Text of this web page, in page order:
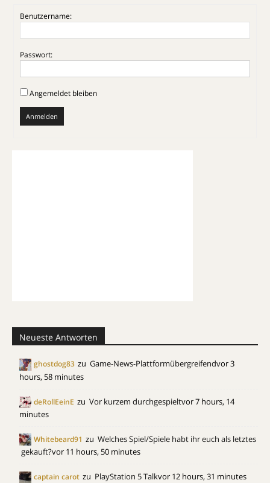
Benutzername:
Passwort:
Angemeldet bleiben
Anmelden
Neueste Antworten
ghostdog83 zu Game-News-Plattformübergreifendvor 3
hours, 58 minutes
deRollEeinE zu Vor kurzem durchgespieltvor 7 hours, 14
minutes
Whitebeard91 zu Welches Spiel/Spiele habt ihr euch als letztes
gekauft?vor 11 hours, 50 minutes
captain carot zu PlayStation 5 Talkvor 12 hours, 31 minutes